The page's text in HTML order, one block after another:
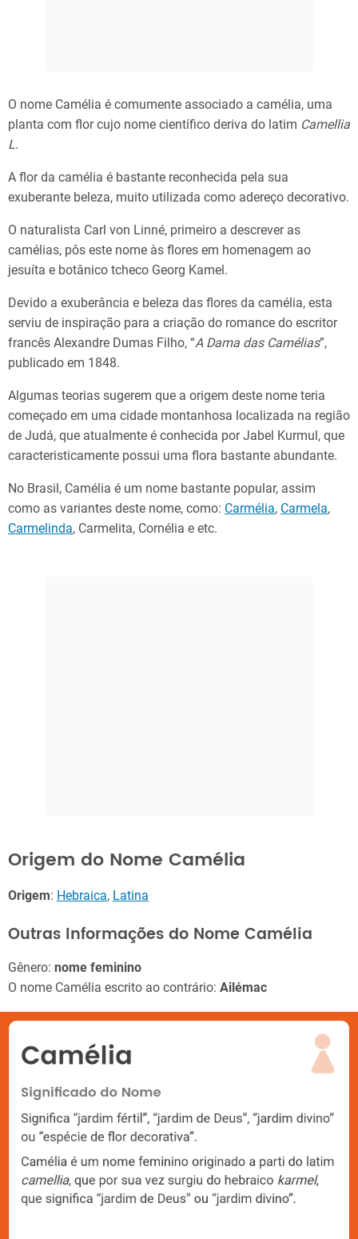
O nome Camélia é comumente associado a camélia, uma
planta com flor cujo nome científico deriva do latim Camellia
L.
A flor da camélia é bastante reconhecida pela sua
exuberante beleza, muito utilizada como adereço decorativo.
O naturalista Carl von Linné, primeiro a descrever as
camélias, pôs este nome às flores em homenagem ao
jesuíta e botânico tcheco Georg Kamel.
Devido a exuberância e beleza das flores da camélia, esta
serviu de inspiração para a criação do romance do escritor
francês Alexandre Dumas Filho, “A Dama das Camélias”,
publicado em 1848.
Algumas teorias sugerem que a origem deste nome teria
começado em uma cidade montanhosa localizada na região
de Judá, que atualmente é conhecida por Jabel Kurmul, que
caracteristicamente possui uma flora bastante abundante.
No Brasil, Camélia é um nome bastante popular, assim
como as variantes deste nome, como: Carmélia, Carmela,
Carmelinda, Carmelita, Cornélia e etc.
Origem do Nome Camélia
Origem: Hebraica, Latina
Outras Informações do Nome Camélia
Gênero: nome feminino
O nome Camélia escrito ao contrário: Ailémac